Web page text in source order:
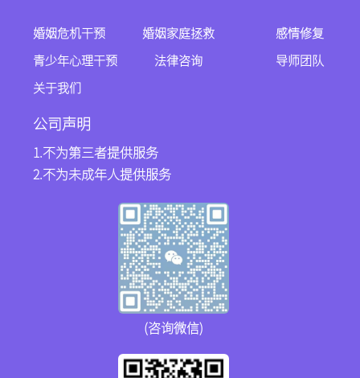
婚姻危机干预 婚姻家庭拯救 感情修复
青少年心理干预 法律咨询 导师团队
关于我们
公司声明
1.不为第三者提供服务
2.不为未成年人提供服务
(咨询微信)